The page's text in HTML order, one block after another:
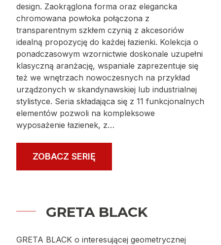
design. Zaokrąglona forma oraz elegancka
chromowana powłoka połączona z
transparentnym szkłem czynią z akcesoriów
idealną propozycję do każdej łazienki. Kolekcja o
ponadczasowym wzornictwie doskonale uzupełni
klasyczną aranżację, wspaniale zaprezentuje się
też we wnętrzach nowoczesnych na przykład
urządzonych w skandynawskiej lub industrialnej
stylistyce. Seria składająca się z 11 funkcjonalnych
elementów pozwoli na kompleksowe
wyposażenie łazienek, z…
ZOBACZ SERIĘ
GRETA BLACK
GRETA BLACK o interesującej geometrycznej